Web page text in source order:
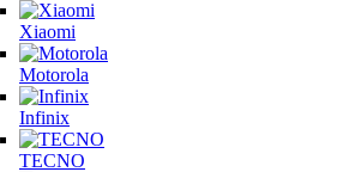
Xiaomi
Motorola
Infinix
TECNO